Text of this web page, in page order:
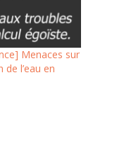
Menaces sur
de l’eau en